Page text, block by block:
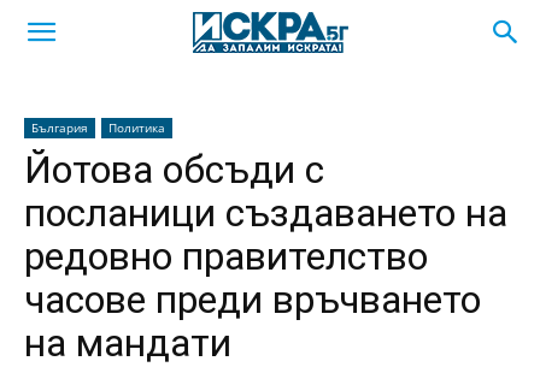
България Политика
Йотова обсъди с
посланици създаването на
редовно правителство
часове преди връчването
на мандати